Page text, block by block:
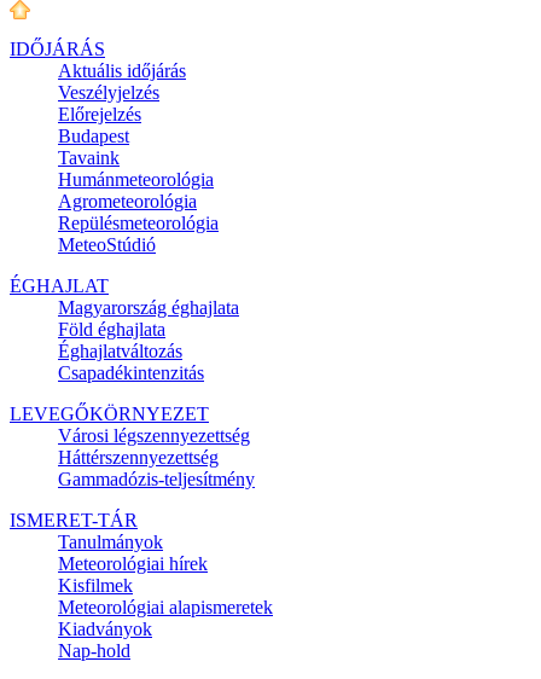
IDŐJÁRÁS
Aktuális időjárás
Veszélyjelzés
Előrejelzés
Budapest
Tavaink
Humánmeteorológia
Agrometeorológia
Repülésmeteorológia
MeteoStúdió
ÉGHAJLAT
Magyarország éghajlata
Föld éghajlata
Éghajlatváltozás
Csapadékintenzitás
LEVEGŐKÖRNYEZET
Városi légszennyezettség
Háttérszennyezettség
Gammadózis-teljesítmény
ISMERET-TÁR
Tanulmányok
Meteorológiai hírek
Kisfilmek
Meteorológiai alapismeretek
Kiadványok
Nap-hold